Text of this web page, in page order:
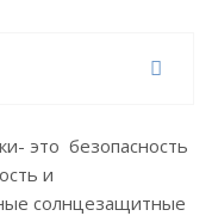
это безопасность
и
солнцезащитные